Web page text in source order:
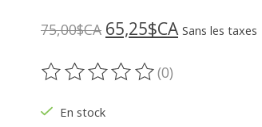
75,00$CA 65,25$CA Sans les taxes
Ce produit est évalué à
(0)
En stock